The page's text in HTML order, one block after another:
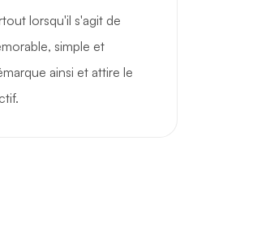
lorsqu'il s'agit de
simple et
ainsi et attire le